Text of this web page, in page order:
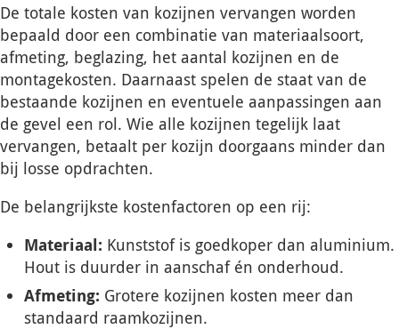
De totale kosten van kozijnen vervangen worden
bepaald door een combinatie van materiaalsoort,
afmeting, beglazing, het aantal kozijnen en de
montagekosten. Daarnaast spelen de staat van de
bestaande kozijnen en eventuele aanpassingen aan
de gevel een rol. Wie alle kozijnen tegelijk laat
vervangen, betaalt per kozijn doorgaans minder dan
bij losse opdrachten.
De belangrijkste kostenfactoren op een rij:
Materiaal: Kunststof is goedkoper dan aluminium.
Hout is duurder in aanschaf én onderhoud.
Afmeting: Grotere kozijnen kosten meer dan
standaard raamkozijnen.